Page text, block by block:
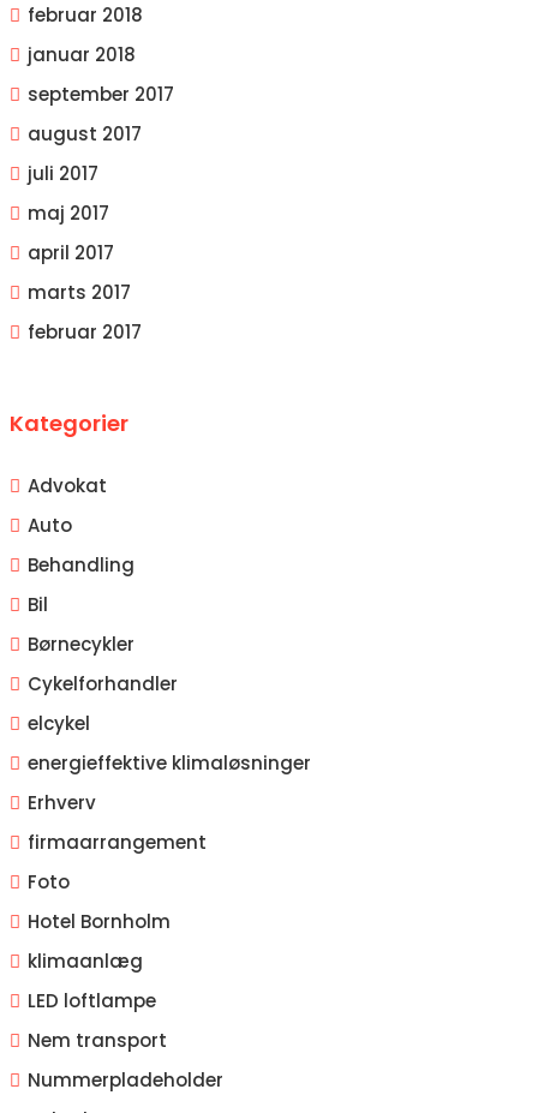
februar 2018
januar 2018
september 2017
august 2017
juli 2017
maj 2017
april 2017
marts 2017
februar 2017
Kategorier
Advokat
Auto
Behandling
Bil
Børnecykler
Cykelforhandler
elcykel
energieffektive klimaløsninger
Erhverv
firmaarrangement
Foto
Hotel Bornholm
klimaanlæg
LED loftlampe
Nem transport
Nummerpladeholder